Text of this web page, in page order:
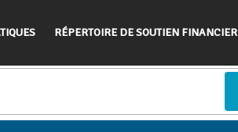
RÉPERTOIRE DE SOUTIEN FINANCIER